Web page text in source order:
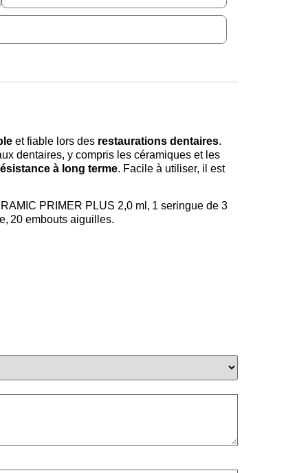
et fiable lors des restaurations dentaires.
dentaires, y compris les céramiques et les
à long terme. Facile à utiliser, il est
PRIMER PLUS 2,0 ml, 1 seringue de 3
20 embouts aiguilles.